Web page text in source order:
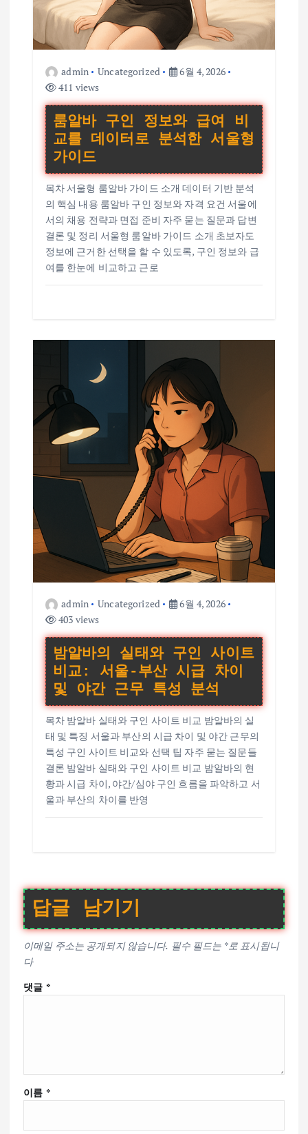
admin Uncategorized
6월 4, 2026
411 views
룸알바 구인 정보와 급여 비
교를 데이터로 분석한 서울형
가이드
목차 서울형 룸알바 가이드 소개 데이터 기반 분석
의 핵심 내용 룸알바 구인 정보와 자격 요건 서울에
서의 채용 전략과 면접 준비 자주 묻는 질문과 답변
결론 및 정리 서울형 룸알바 가이드 소개 초보자도
정보에 근거한 선택을 할 수 있도록, 구인 정보와 급
여를 한눈에 비교하고 근로
admin Uncategorized
6월 4, 2026
403 views
밤알바의 실태와 구인 사이트
비교: 서울-부산 시급 차이
및 야간 근무 특성 분석
목차 밤알바 실태와 구인 사이트 비교 밤알바의 실
태 및 특징 서울과 부산의 시급 차이 및 야간 근무의
특성 구인 사이트 비교와 선택 팁 자주 묻는 질문들
결론 밤알바 실태와 구인 사이트 비교 밤알바의 현
황과 시급 차이, 야간/심야 구인 흐름을 파악하고 서
울과 부산의 차이를 반영
답글 남기기
이메일 주소는 공개되지 않습니다. 필수 필드는 *로 표시됩니
다
댓글 *
이름 *